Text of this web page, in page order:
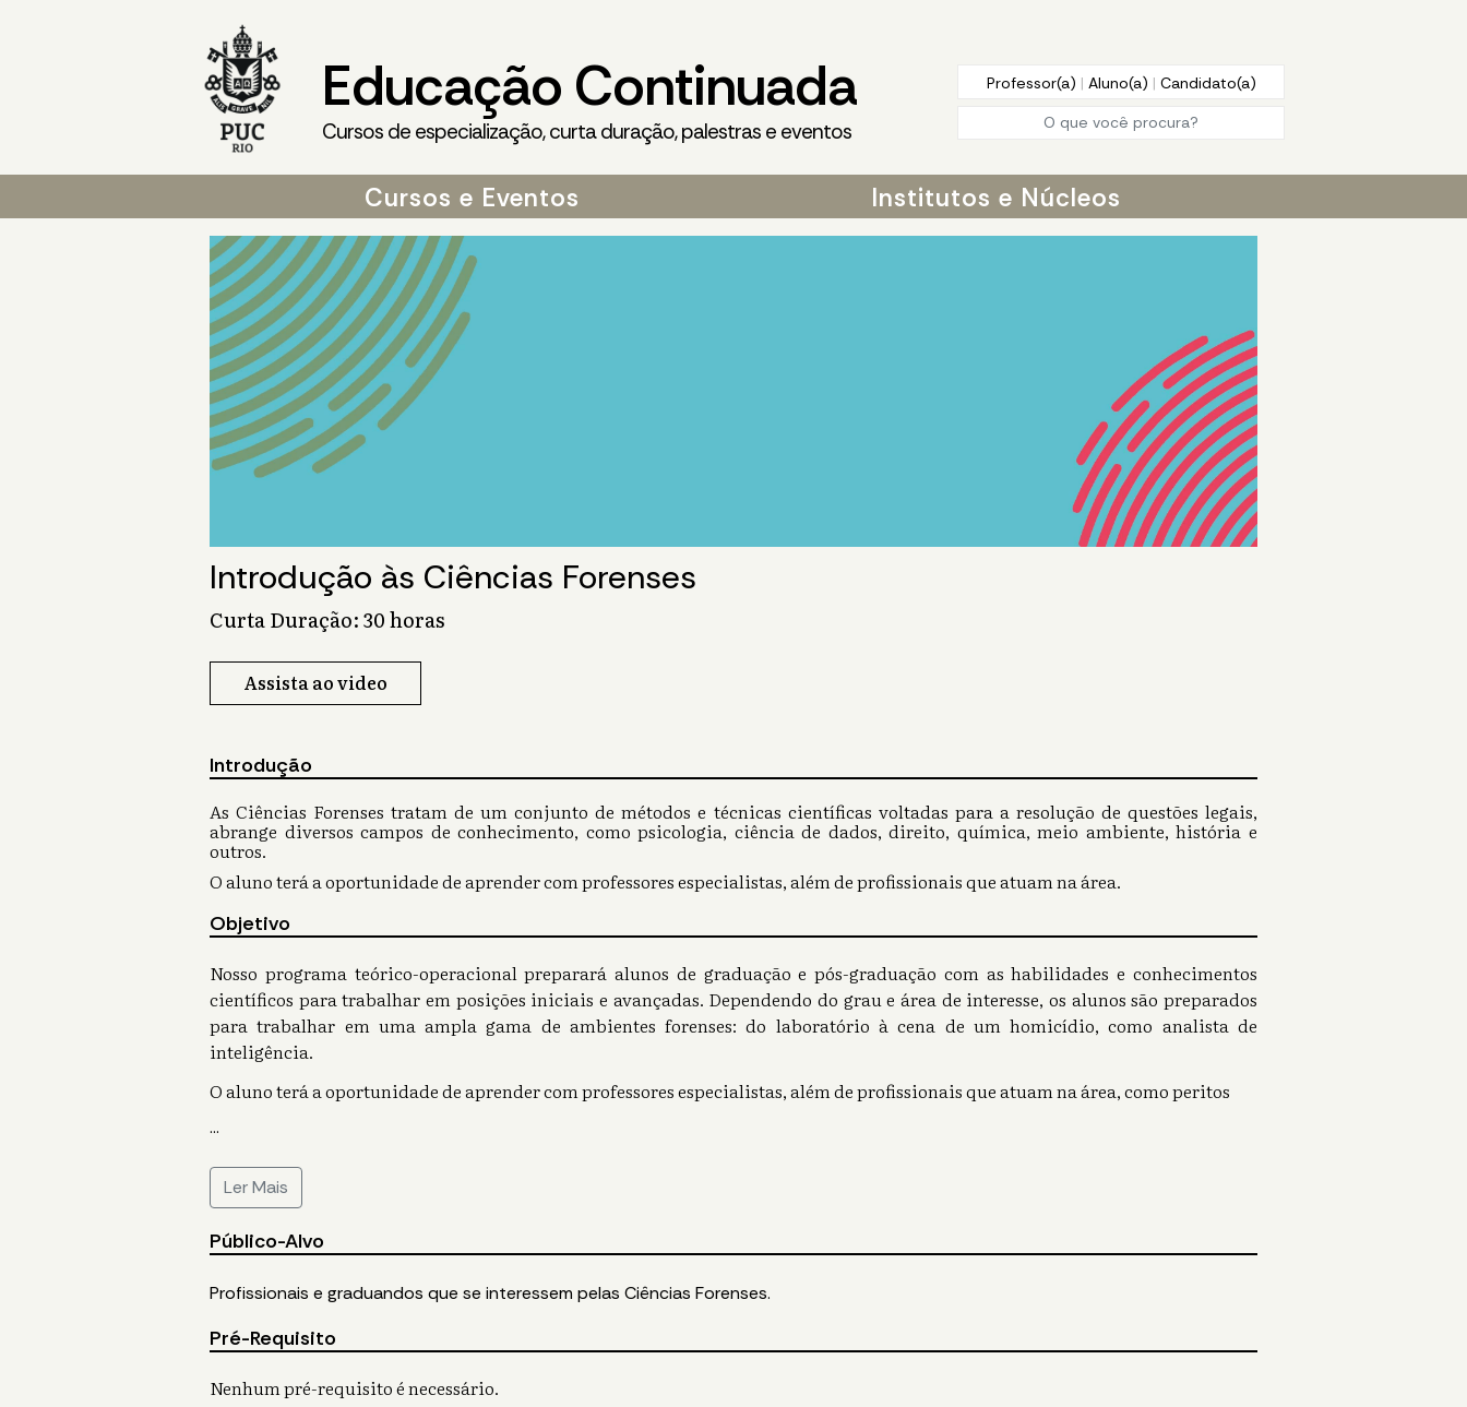
Educação Continuada
Cursos de especialização, curta duração, palestras e eventos
Professor(a) | Aluno(a) | Candidato(a)
Cursos e Eventos Institutos e Núcleos
Introdução às Ciências Forenses
Curta Duração: 30 horas
Assista ao video
Introdução
As Ciências Forenses tratam de um conjunto de métodos e técnicas científicas voltadas para a resolução de questões legais,
abrange diversos campos de conhecimento, como psicologia, ciência de dados, direito, química, meio ambiente, história e
outros.
O aluno terá a oportunidade de aprender com professores especialistas, além de profissionais que atuam na área.
Objetivo
Nosso programa teórico-operacional preparará alunos de graduação e pós-graduação com as habilidades e conhecimentos
científicos para trabalhar em posições iniciais e avançadas. Dependendo do grau e área de interesse, os alunos são preparados
para trabalhar em uma ampla gama de ambientes forenses: do laboratório à cena de um homicídio, como analista de
inteligência.
O aluno terá a oportunidade de aprender com professores especialistas, além de profissionais que atuam na área, como peritos
...
Ler Mais
Público-Alvo
Profissionais e graduandos que se interessem pelas Ciências Forenses.
Pré-Requisito
Nenhum pré-requisito é necessário.